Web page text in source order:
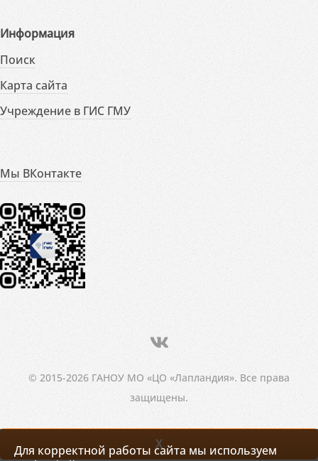
Информация
Поиск
Карта сайта
Учреждение в ГИС ГМУ
Мы ВКонтакте
© 2015-2026 ГАНОУ МО «ЦО «Лапландия». Все права
защищены.
Для корректной работы сайта мы используем
X